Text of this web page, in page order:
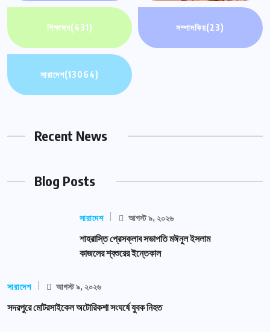
শিক্ষাঙ্গন(431) সম্পাদকিয়(23)
সারাদেশ(13064)
Recent News
Blog Posts
সারাদেশ আগস্ট ৯, ২০২৬
শাহরাস্তি প্রেসক্লাব সভাপতি মঈনুল ইসলাম
কাজলের শ্বশুরের ইন্তেকাল
সারাদেশ আগস্ট ৯, ২০২৬
সদরপুরে মোটরসাইকেল অটোরিকশা সংঘর্ষে যুবক নিহত